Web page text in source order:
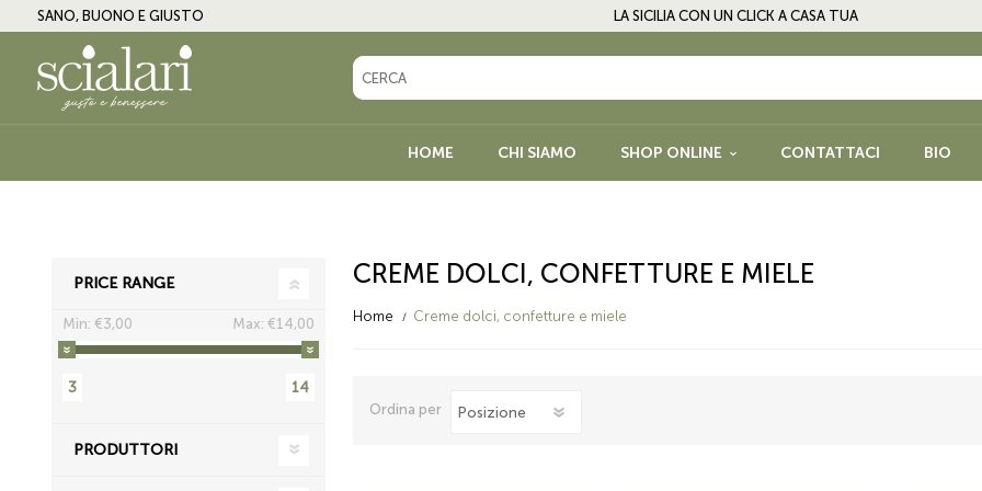
SANO, BUONO E GIUSTO LA SICILIA CON UN CLICK A CASA TUA
HOME CHI SIAMO SHOP ONLINE
CONDIMENTI
MIELE
DOLCI
CONTATTACI BIO
CREME DOLCI, CONFETTURE E MIELE
Home Creme dolci, confetture e miele
Ordina per
PRICE RANGE
Min: €3,00 Max: €14,00
3 14
PRODUTTORI